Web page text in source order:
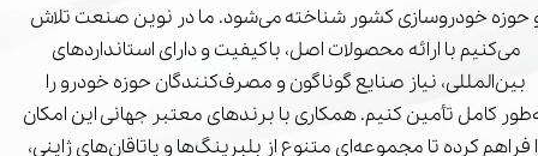
حوزه خودروسازی کشور شناخته می‌شود. ما در نوین صنعت تلاش
می‌کنیم با ارائه محصولات اصل، باکیفیت و دارای استانداردهای
بین‌المللی، نیاز صنایع گوناگون و مصرف‌کنندگان حوزه خودرو را
کامل تأمین کنیم. همکاری با برندهای معتبر جهانی این امکان
فراهم کرده تا مجموعه‌ای متنوع از بلبرینگ‌ها و یاتاقان‌های ژاپنی،